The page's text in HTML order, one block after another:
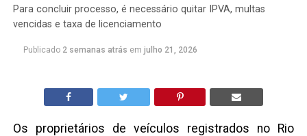
Para concluir processo, é necessário quitar IPVA, multas
vencidas e taxa de licenciamento
Publicado 2 semanas atrás em julho 21, 2026
Os proprietários de veículos registrados no Rio